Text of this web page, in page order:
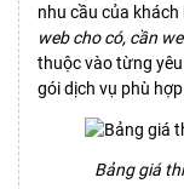
nhu cầu của khách
web cho có, cần
thuộc vào từng
gói dịch vụ phù
Bảng giá